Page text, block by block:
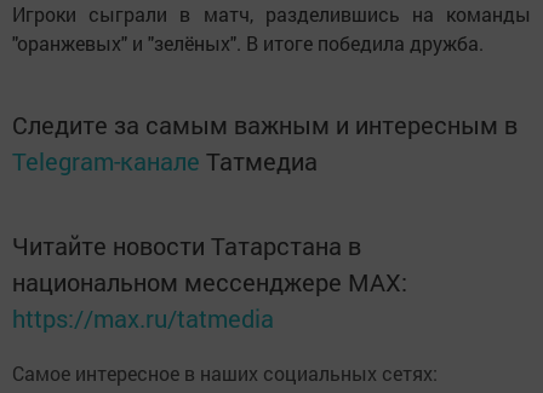
Игроки сыграли в матч, разделившись на команды
"оранжевых" и "зелёных". В итоге победила дружба.
Следите за самым важным и интересным в
Telegram-канале Татмедиа
Читайте новости Татарстана в
национальном мессенджере MАХ:
https://max.ru/tatmedia
Самое интересное в наших социальных сетях: